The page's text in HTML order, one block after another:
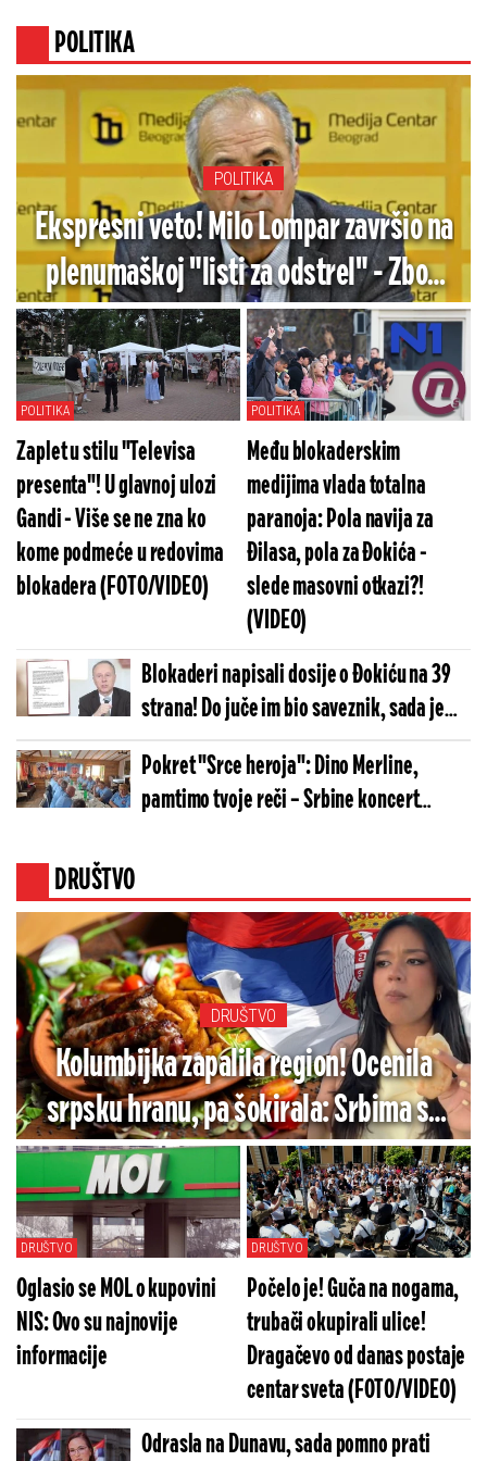
POLITIKA
POLITIKA
Ekspresni veto! Milo Lompar završio na
plenumaškoj "listi za odstrel" - Zbog
ovoga im je nepodoban (FOTO)
POLITIKA
Zaplet u stilu "Televisa
presenta"! U glavnoj ulozi
Gandi - Više se ne zna ko
kome podmeće u redovima
blokadera (FOTO/VIDEO)
POLITIKA
Među blokaderskim
medijima vlada totalna
paranoja: Pola navija za
Đilasa, pola za Đokića -
slede masovni otkazi?!
(VIDEO)
Blokaderi napisali dosije o Đokiću na 39
strana! Do juče im bio saveznik, sada je
''visokorizičan'' - Ovo mu stavljaju na teret
Pokret "Srce heroja": Dino Merline,
pamtimo tvoje reči – Srbine koncert
DRUŠTVO
DRUŠTVO
Kolumbijka zapalila region! Ocenila
srpsku hranu, pa šokirala: Srbima se
ovo neće baš dopasti (VIDEO)
DRUŠTVO
Oglasio se MOL o kupovini
NIS: Ovo su najnovije
informacije
DRUŠTVO
Počelo je! Guča na nogama,
trubači okupirali ulice!
Dragačevo od danas postaje
centar sveta (FOTO/VIDEO)
Odrasla na Dunavu, sada pomno prati